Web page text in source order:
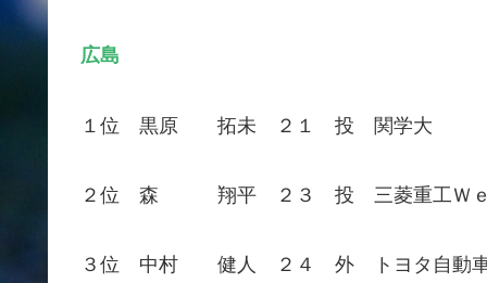
広島
１位 黒原 拓未 ２１ 投 関学大
２位 森 翔平 ２３ 投 三菱重工Ｗｅ
３位 中村 健人 ２４ 外 トヨタ自動